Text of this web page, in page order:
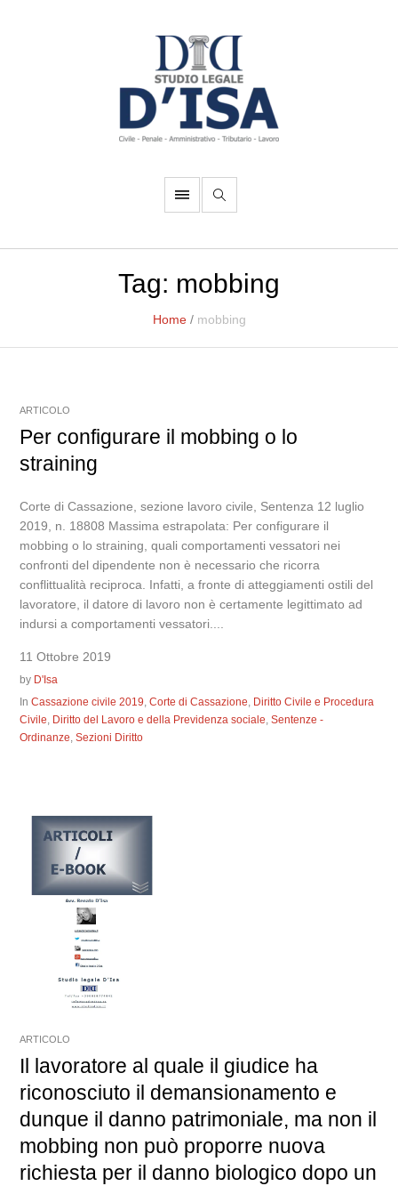
Tag: mobbing
Home / mobbing
ARTICOLO
Per configurare il mobbing o lo
straining
Corte di Cassazione, sezione lavoro civile, Sentenza 12 luglio
2019, n. 18808 Massima estrapolata: Per configurare il
mobbing o lo straining, quali comportamenti vessatori nei
confronti del dipendente non è necessario che ricorra
conflittualità reciproca. Infatti, a fronte di atteggiamenti ostili del
lavoratore, il datore di lavoro non è certamente legittimato ad
indursi a comportamenti vessatori....
11 Ottobre 2019
by D'Isa
InCassazione civile 2019,Corte di Cassazione, Diritto Civile e Procedura
Civile, Diritto del Lavoro e della Previdenza sociale,Sentenze -
Ordinanze,Sezioni Diritto
ARTICOLO
Il lavoratore al quale il giudice ha
riconosciuto il demansionamento e
dunque il danno patrimoniale, ma non il
mobbing non può proporre nuova
richiesta per il danno biologico dopo un